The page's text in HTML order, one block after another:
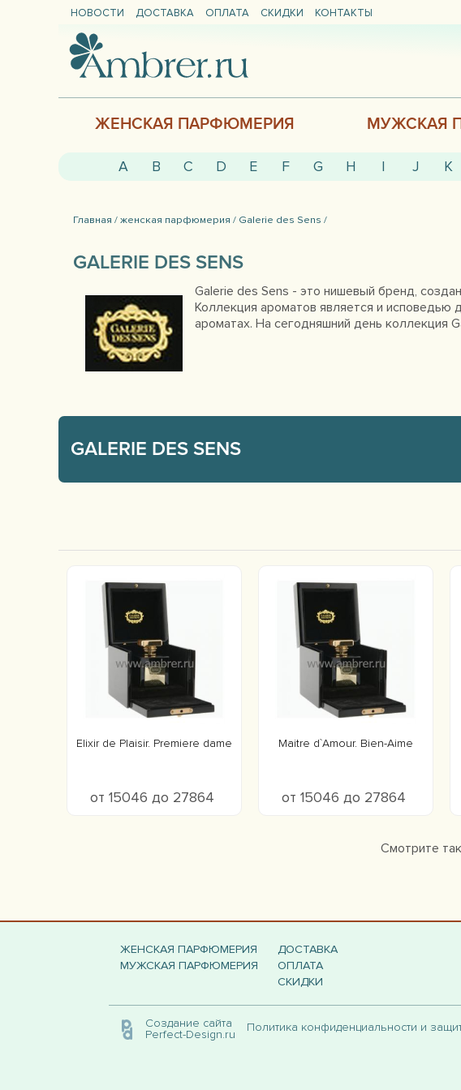
НОВОСТИ ДОСТАВКА ОПЛАТА СКИДКИ КОНТАКТЫ
ЖЕНСКАЯ ПАРФЮМЕРИЯ МУЖСКАЯ
A B C D E F G H I J K
Главная /женская парфюмерия / Galerie des Sens /
GALERIE DES SENS
Galerie des Sens - это нишевый бренд,
Коллекция ароматов является и
ароматах. На сегодняшний день коллекция
GALERIE DES SENS
Elixir de Plaisir. Premiere dame
от 15046 до 27864
Maitre d`Amour. Bien-Aime
от 15046 до 27864
Смотрите
ЖЕНСКАЯ ПАРФЮМЕРИЯ
МУЖСКАЯ ПАРФЮМЕРИЯ
ДОСТАВКА
ОПЛАТА
СКИДКИ
Создание сайта
Perfect-Design.ru
Политика конфиденциальности и